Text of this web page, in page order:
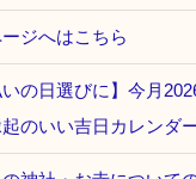
ジへはこちら
いの日選びに】今月
のいい吉日カレンダ